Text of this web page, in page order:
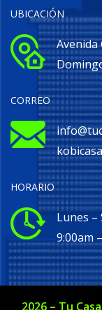
UBICACIÓN
Avenida
CORREO
HORARIO
Lunes –
9:00am
2026 – Tu